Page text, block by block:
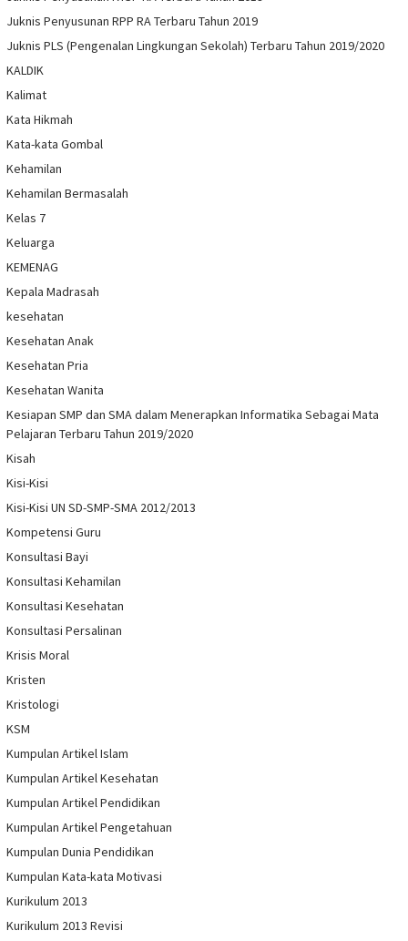
Juknis Penyusunan RPP RA Terbaru Tahun 2019
Juknis PLS (Pengenalan Lingkungan Sekolah) Terbaru Tahun 2019/2020
KALDIK
Kalimat
Kata Hikmah
Kata-kata Gombal
Kehamilan
Kehamilan Bermasalah
Kelas 7
Keluarga
KEMENAG
Kepala Madrasah
kesehatan
Kesehatan Anak
Kesehatan Pria
Kesehatan Wanita
Kesiapan SMP dan SMA dalam Menerapkan Informatika Sebagai Mata
Pelajaran Terbaru Tahun 2019/2020
Kisah
Kisi-Kisi
Kisi-Kisi UN SD-SMP-SMA 2012/2013
Kompetensi Guru
Konsultasi Bayi
Konsultasi Kehamilan
Konsultasi Kesehatan
Konsultasi Persalinan
Krisis Moral
Kristen
Kristologi
KSM
Kumpulan Artikel Islam
Kumpulan Artikel Kesehatan
Kumpulan Artikel Pendidikan
Kumpulan Artikel Pengetahuan
Kumpulan Dunia Pendidikan
Kumpulan Kata-kata Motivasi
Kurikulum 2013
Kurikulum 2013 Revisi